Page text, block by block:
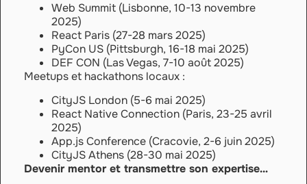
Web Summit (Lisbonne, 10-13 novembre
2025)
React Paris (27-28 mars 2025)
PyCon US (Pittsburgh, 16-18 mai 2025)
DEF CON (Las Vegas, 7-10 août 2025)
Meetups et hackathons locaux :
CityJS London (5-6 mai 2025)
React Native Connection (Paris, 23-25 avril
2025)
App.js Conference (Cracovie, 2-6 juin 2025)
CityJS Athens (28-30 mai 2025)
Devenir mentor et transmettre son expertise…